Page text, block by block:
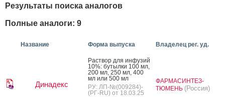
Результаты поиска аналогов
Полные аналоги: 9
Название Форма выпуска Владелец рег. уд.
Динадекс
Рас­твор для ин­фу­зий
10%: бу­тыл­ки 100 мл,
200 мл, 250 мл, 400
мл или 500 мл
РУ: ЛП-№(009284)-
(РГ-RU) от 18.03.25
ФАРМАСИНТЕЗ-
ТЮМЕНЬ (Россия)